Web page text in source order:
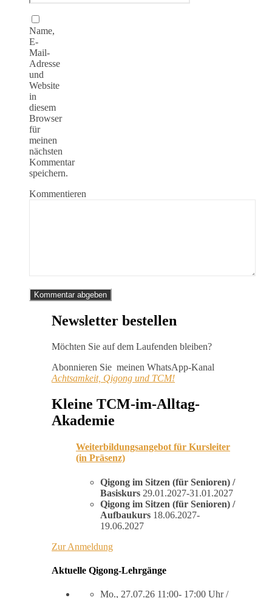
Name,
E-
Mail-
Adresse
und
Website
in
diesem
Browser
für
meinen
nächsten
Kommentar
speichern.
Kommentieren
Newsletter bestellen
Möchten Sie auf dem Laufenden bleiben?
Abonnieren Sie meinen WhatsApp-Kanal
Achtsamkeit, Qigong und TCM!
Kleine TCM-im-Alltag-
Akademie
Weiterbildungsangebot für Kursleiter
(in Präsenz)
Qigong im Sitzen (für Senioren) /
Basiskurs 29.01.2027-31.01.2027
Qigong im Sitzen (für Senioren) /
Aufbaukurs 18.06.2027-
19.06.2027
Zur Anmeldung
Aktuelle Qigong-Lehrgänge
Mo., 27.07.26 11:00- 17:00 Uhr /